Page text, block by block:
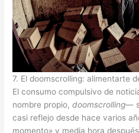
7. El doomscrolling: alimentarte
El consumo compulsivo de
nombre propio,doomscrolling—
casi reflejo desde hace varios
momento» y media hora